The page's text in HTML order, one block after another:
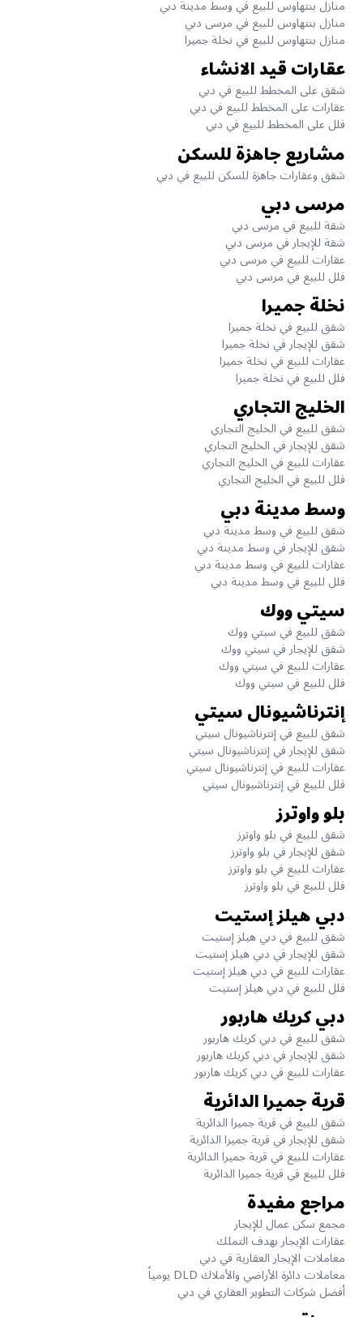
منازل بنتهاوس للبيع في وسط مدينة دبي
منازل بنتهاوس للبيع في مرسى دبي
منازل بنتهاوس للبيع في نخلة جميرا
عقارات قيد الانشاء
شقق على المخطط للبيع في دبي
عقارات على المخطط للبيع في دبي
فلل على المخطط للبيع في دبي
مشاريع جاهزة للسكن
شقق وعقارات جاهزة للسكن للبيع في دبي
مرسى دبي
شقة للبيع في مرسى دبي
شقة للإيجار في مرسى دبي
عقارات للبيع في مرسى دبي
فلل للبيع في مرسى دبي
نخلة جميرا
شقق للبيع في نخلة جميرا
شقق للإيجار في نخلة جميرا
عقارات للبيع في نخلة جميرا
فلل للبيع في نخلة جميرا
الخليج التجاري
شقق للبيع في الخليج التجاري
شقق للإيجار في الخليج التجاري
عقارات للبيع في الخليج التجاري
فلل للبيع في الخليج التجاري
وسط مدينة دبي
شقق للبيع في وسط مدينة دبي
شقق للإيجار في وسط مدينة دبي
عقارات للبيع في وسط مدينة دبي
فلل للبيع في وسط مدينة دبي
سيتي ووك
شقق للبيع في سيتي ووك
شقق للإيجار في سيتي ووك
عقارات للبيع في سيتي ووك
فلل للبيع في سيتي ووك
إنترناشيونال سيتي
شقق للبيع في إنترناشيونال سيتي
شقق للإيجار في إنترناشيونال سيتي
عقارات للبيع في إنترناشيونال سيتي
فلل للبيع في إنترناشيونال سيتي
بلو واوترز
شقق للبيع في بلو واوترز
شقق للإيجار في بلو واوترز
عقارات للبيع في بلو واوترز
فلل للبيع في بلو واوترز
دبي هيلز إستيت
شقق للبيع في دبي هيلز إستيت
شقق للإيجار في دبي هيلز إستيت
عقارات للبيع في دبي هيلز إستيت
فلل للبيع في دبي هيلز إستيت
دبي كريك هاربور
شقق للبيع في دبي كريك هاربور
شقق للإيجار في دبي كريك هاربور
عقارات للبيع في دبي كريك هاربور
قرية جميرا الدائرية
شقق للبيع في قرية جميرا الدائرية
شقق للإيجار في قرية جميرا الدائرية
عقارات للبيع في قرية جميرا الدائرية
فلل للبيع في قرية جميرا الدائرية
مراجع مفيدة
مجمع سكن عمال للإيجار
عقارات الإيجار بهدف التملك
معاملات الإيجار العقارية في دبي
معاملات دائرة الأراضي والأملاك DLD يومياً
أفضل شركات التطوير العقاري في دبي